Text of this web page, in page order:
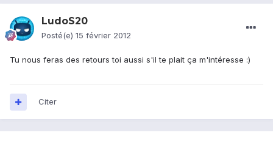
LudoS20
Posté(e) 15 février 2012
Tu nous feras des retours toi aussi s'il te plait ça m'intéresse :)
Citer